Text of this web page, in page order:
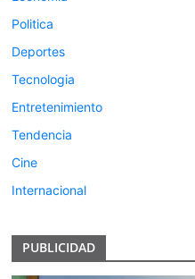
Politica
Deportes
Tecnologia
Entretenimiento
Tendencia
Cine
Internacional
PUBLICIDAD